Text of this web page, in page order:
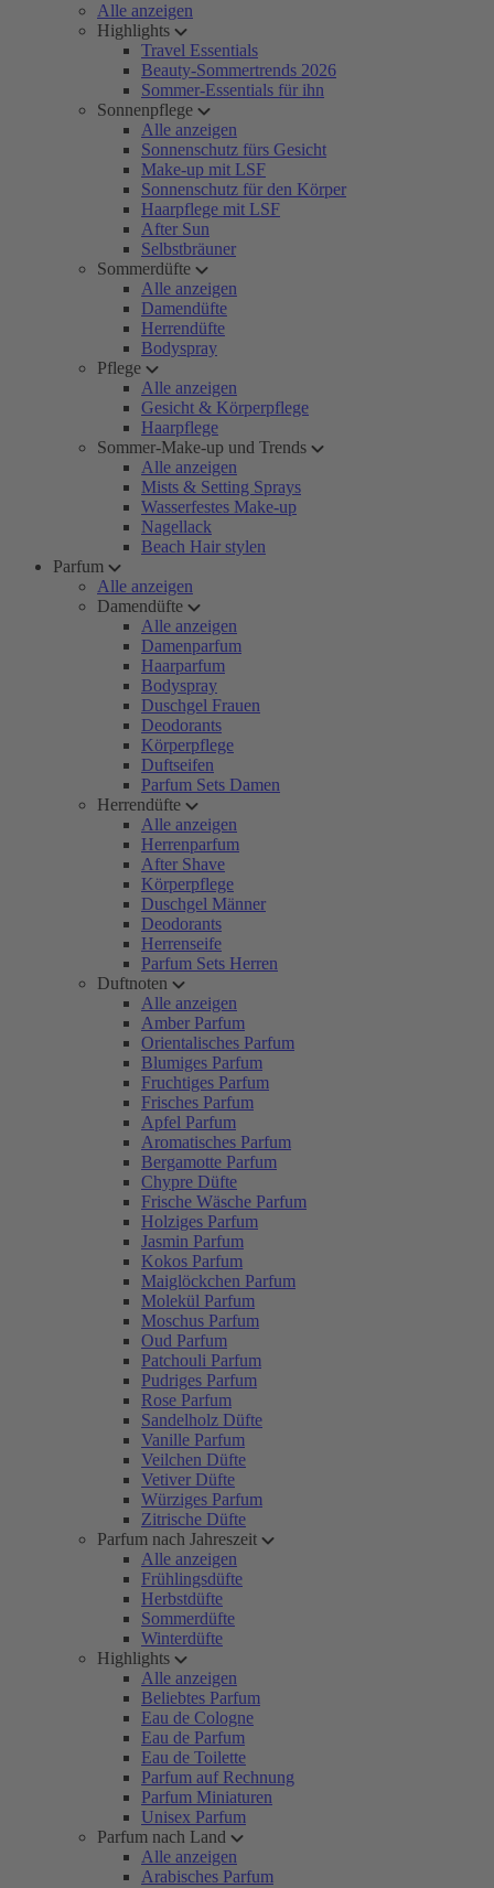
Alle anzeigen
Highlights
Travel Essentials
Beauty-Sommertrends 2026
Sommer-Essentials für ihn
Sonnenpflege
Alle anzeigen
Sonnenschutz fürs Gesicht
Make-up mit LSF
Sonnenschutz für den Körper
Haarpflege mit LSF
After Sun
Selbstbräuner
Sommerdüfte
Alle anzeigen
Damendüfte
Herrendüfte
Bodyspray
Pflege
Alle anzeigen
Gesicht & Körperpflege
Haarpflege
Sommer-Make-up und Trends
Alle anzeigen
Mists & Setting Sprays
Wasserfestes Make-up
Nagellack
Beach Hair stylen
Parfum
Alle anzeigen
Damendüfte
Alle anzeigen
Damenparfum
Haarparfum
Bodyspray
Duschgel Frauen
Deodorants
Körperpflege
Duftseifen
Parfum Sets Damen
Herrendüfte
Alle anzeigen
Herrenparfum
After Shave
Körperpflege
Duschgel Männer
Deodorants
Herrenseife
Parfum Sets Herren
Duftnoten
Alle anzeigen
Amber Parfum
Orientalisches Parfum
Blumiges Parfum
Fruchtiges Parfum
Frisches Parfum
Apfel Parfum
Aromatisches Parfum
Bergamotte Parfum
Chypre Düfte
Frische Wäsche Parfum
Holziges Parfum
Jasmin Parfum
Kokos Parfum
Maiglöckchen Parfum
Molekül Parfum
Moschus Parfum
Oud Parfum
Patchouli Parfum
Pudriges Parfum
Rose Parfum
Sandelholz Düfte
Vanille Parfum
Veilchen Düfte
Vetiver Düfte
Würziges Parfum
Zitrische Düfte
Parfum nach Jahreszeit
Alle anzeigen
Frühlingsdüfte
Herbstdüfte
Sommerdüfte
Winterdüfte
Highlights
Alle anzeigen
Beliebtes Parfum
Eau de Cologne
Eau de Parfum
Eau de Toilette
Parfum auf Rechnung
Parfum Miniaturen
Unisex Parfum
Parfum nach Land
Alle anzeigen
Arabisches Parfum